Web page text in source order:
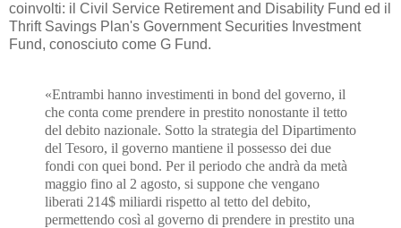
coinvolti: il Civil Service Retirement and Disability Fund ed il
Thrift Savings Plan's Government Securities Investment
Fund, conosciuto come G Fund.
«Entrambi hanno investimenti in bond del governo, il
che conta come prendere in prestito nonostante il tetto
del debito nazionale. Sotto la strategia del Dipartimento
del Tesoro, il governo mantiene il possesso dei due
fondi con quei bond. Per il periodo che andrà da metà
maggio fino al 2 agosto, si suppone che vengano
liberati 214$ miliardi rispetto al tetto del debito,
permettendo così al governo di prendere in prestito una